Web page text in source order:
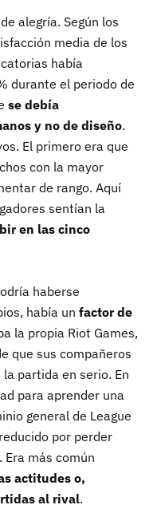
alegría. Según los
media de los
había
durante el periodo de
se debía
y no de diseño.
El primero era que
con la mayor
de rango. Aquí
sentían la
en las cinco
haberse
había un factor de
la propia Riot Games,
que sus compañeros
partida en serio. En
para aprender una
general de League
por perder
Era más común
actitudes o,
al rival.